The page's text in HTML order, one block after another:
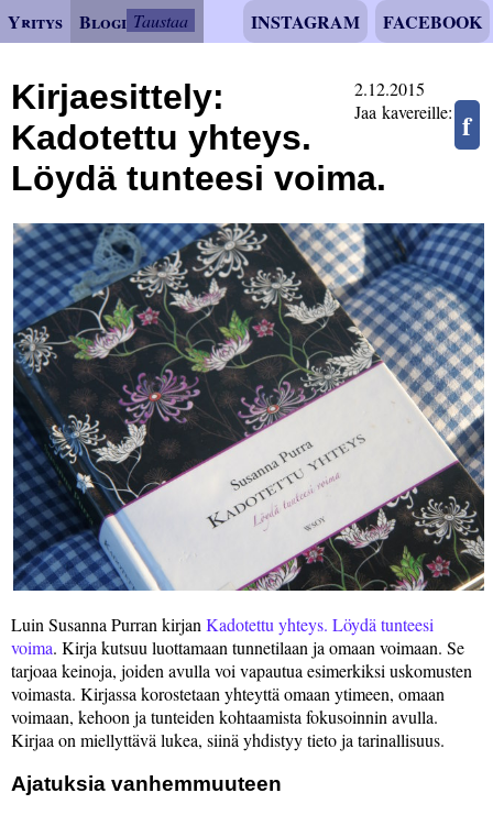
FACEBOOK
INSTAGRAM
Yritys Blogi Taustaa
2.12.2015
f
Jaa kavereille:
Kirjaesittely:
Kadotettu yhteys.
Löydä tunteesi voima.
Luin Susanna Purran kirjanKadotettu yhteys. Löydä tunteesi
voima. Kirja kutsuu luottamaan tunnetilaan ja omaan voimaan. Se
tarjoaa keinoja, joiden avulla voi vapautua esimerkiksi uskomusten
voimasta. Kirjassa korostetaan yhteyttä omaan ytimeen, omaan
voimaan, kehoon ja tunteiden kohtaamista fokusoinnin avulla.
Kirjaa on miellyttävä lukea, siinä yhdistyy tieto ja tarinallisuus.
Ajatuksia vanhemmuuteen